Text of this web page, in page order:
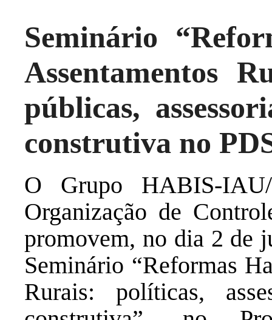
Seminário
Assentamentos
públicas,
construtiva no
O Grupo HABIS-
Organização de
promovem, no dia 2 de
Seminário “Reformas
Rurais: políticas,